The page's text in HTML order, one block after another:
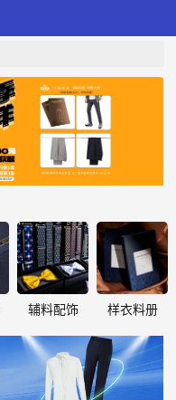
辅料配饰 样衣料册